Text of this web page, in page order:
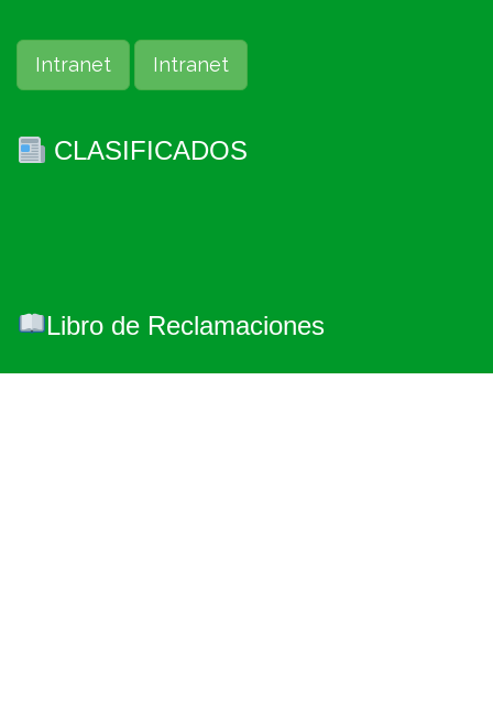
Intranet Intranet
CLASIFICADOS
Libro de Reclamaciones